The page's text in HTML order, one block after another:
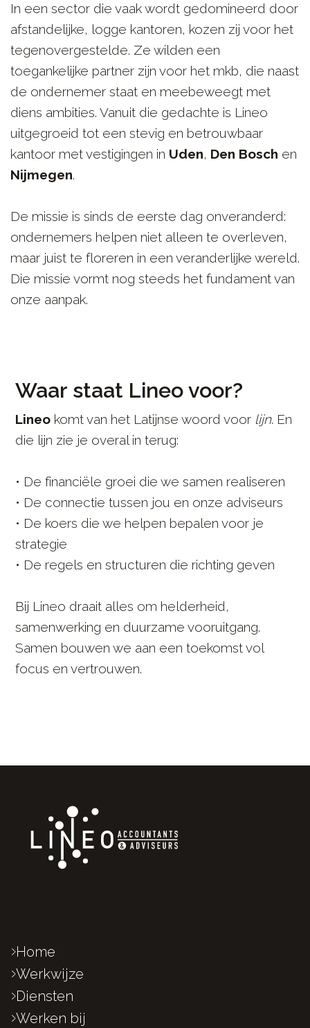
In een sector die vaak wordt gedomineerd door
afstandelijke, logge kantoren, kozen zij voor het
tegenovergestelde. Ze wilden een
toegankelijke partner zijn voor het mkb, die naast
de ondernemer staat en meebeweegt met
diens ambities. Vanuit die gedachte is Lineo
uitgegroeid tot een stevig en betrouwbaar
kantoor met vestigingen in Uden, Den Bosch en
Nijmegen.
De missie is sinds de eerste dag onveranderd:
ondernemers helpen niet alleen te overleven,
maar juist te floreren in een veranderlijke wereld.
Die missie vormt nog steeds het fundament van
onze aanpak.
Waar staat Lineo voor?
Lineo komt van het Latijnse woord voor lijn. En
die lijn zie je overal in terug:
• De financiële groei die we samen realiseren
• De connectie tussen jou en onze adviseurs
• De koers die we helpen bepalen voor je
strategie
• De regels en structuren die richting geven
Bij Lineo draait alles om helderheid,
samenwerking en duurzame vooruitgang.
Samen bouwen we aan een toekomst vol
focus en vertrouwen.
Home
Werkwijze
Diensten
Werken bij